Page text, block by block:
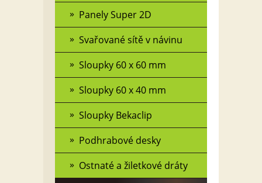
Panely Super 2D
Svařované sítě v návinu
Sloupky 60 x 60 mm
Sloupky 60 x 40 mm
Sloupky Bekaclip
Podhrabové desky
Ostnaté a žiletkové dráty